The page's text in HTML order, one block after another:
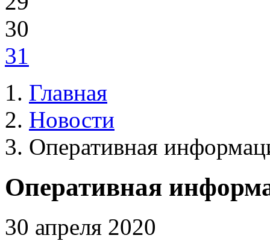
30
31
Главная
Новости
Оперативная
Оперативная
30 апреля 2020